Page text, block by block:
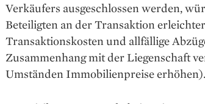
Verkäufers ausgeschlossen werden,
Beteiligten an der Transaktion
Transaktionskosten und allfällige
Zusammenhang mit der Liegenschaft
Umständen Immobilienpreise erhöhen).